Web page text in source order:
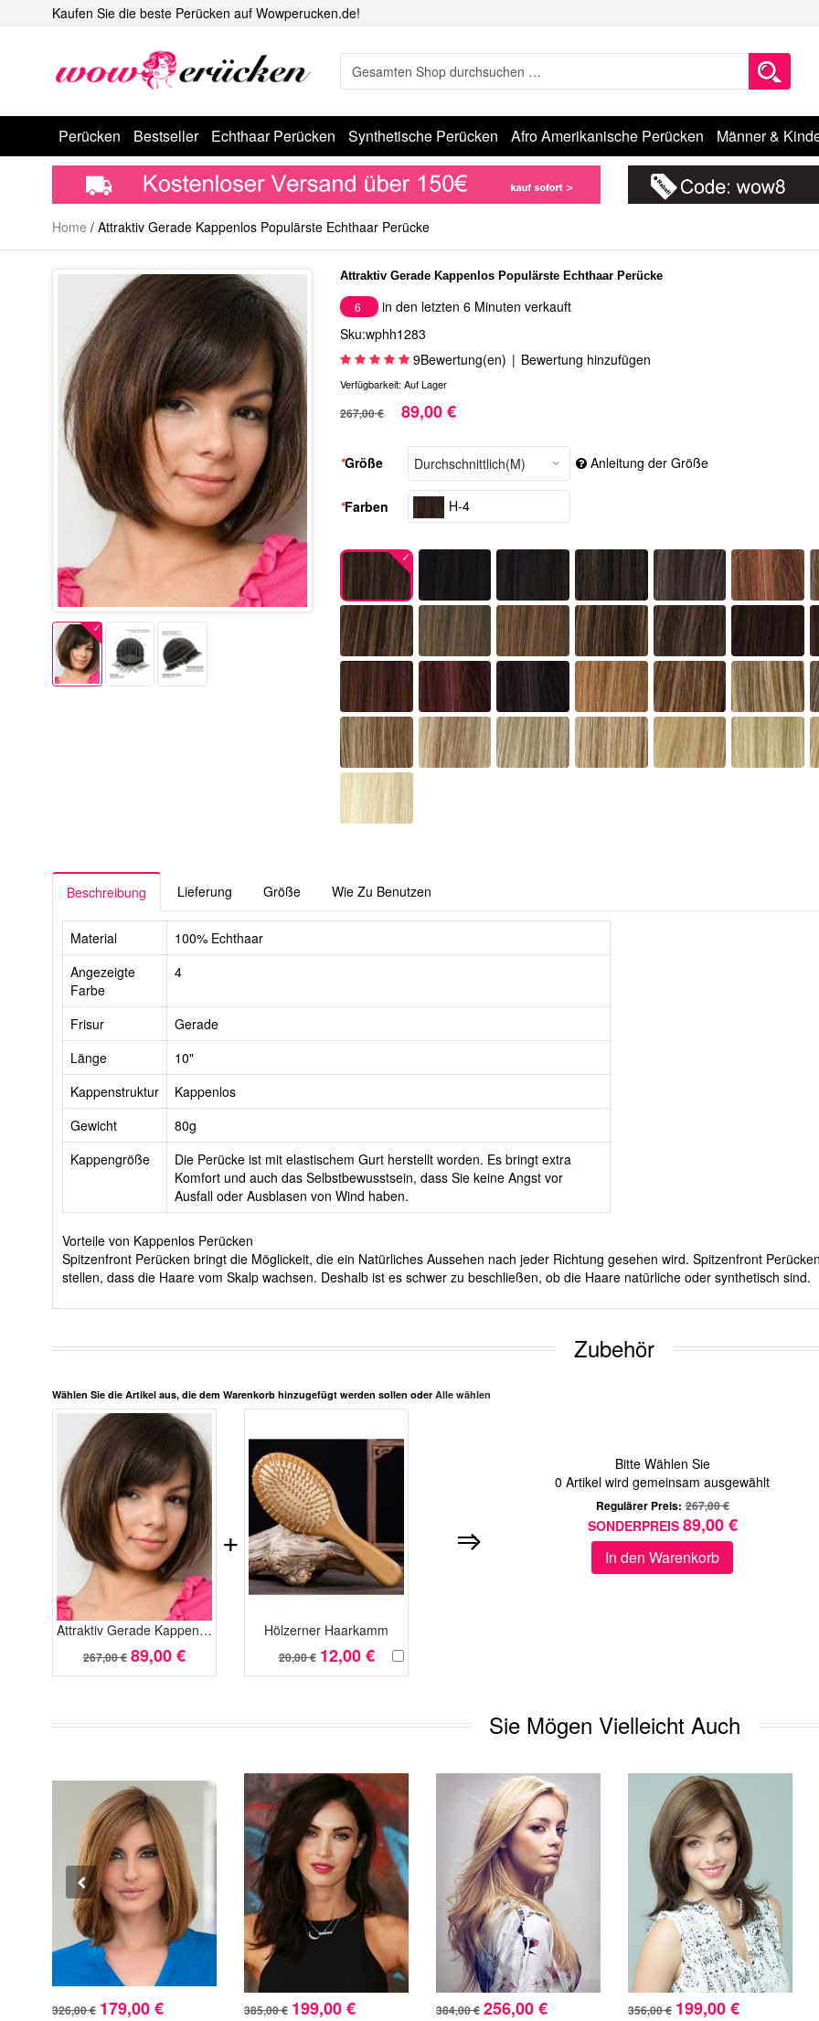
Kaufen Sie die beste Perücken auf Wowperucken.de!
Perücken Bestseller Echthaar Perücken Synthetische Perücken Afro Amerikanische Perücken Männer &
Home / Attraktiv Gerade Kappenlos Populärste Echthaar Perücke
Attraktiv Gerade Kappenlos Populärste Echthaar Perücke
6
in den letzten 6 Minuten verkauft
Sku:wphh1283
9Bewertung(en) | Bewertung hinzufügen
Verfügbarkeit: Auf Lager
267,00 € 89,00 €
*Größe Anleitung der Größe
*Farben H-4
Beschreibung Lieferung Größe Wie Zu Benutzen
Material
100% Echthaar
Angezeigte
Farbe
4
Frisur
Gerade
Länge
10"
Kappenstruktur
Kappenlos
Gewicht
80g
Kappengröße
Die Perücke ist mit elastischem Gurt herstellt worden. Es bringt extra
Komfort und auch das Selbstbewusstsein, dass Sie keine Angst vor
Ausfall oder Ausblasen von Wind haben.
Vorteile von Kappenlos Perücken
Spitzenfront Perücken bringt die Möglickeit, die ein Natürliches Aussehen nach jeder Richtung gesehen wird. Spitzenfront
stellen, dass die Haare vom Skalp wachsen. Deshalb ist es schwer zu beschließen, ob die Haare natürliche oder synthetisch sind.
Zubehör
Wählen Sie die Artikel aus, die dem Warenkorb hinzugefügt werden sollen oder Alle wählen
Attraktiv Gerade Kappenlos Populärste Echthaar Perücke
267,00 € 89,00 €
Hölzerner Haarkamm
20,00 € 12,00 €
+
Bitte Wählen Sie
0 Artikel wird gemeinsam ausgewählt
Regulärer Preis: 267,00 €
SONDERPREIS 89,00 €
In den Warenkorb
Sie Mögen Vielleicht Auch
326,00 € 179,00 € 385,00 € 199,00 € 384,00 € 256,00 € 356,00 € 199,00 €